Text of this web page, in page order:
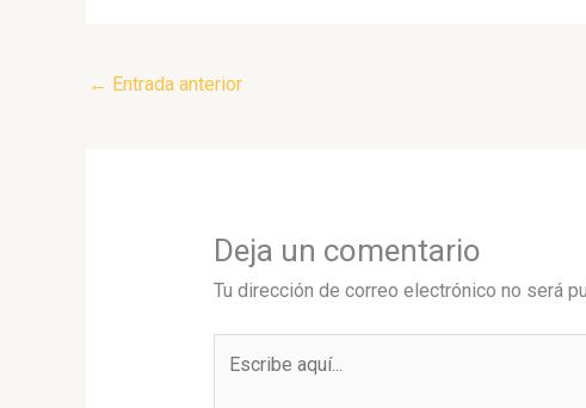
← Entrada anterior
Deja un comentario
Tu dirección de correo electrónico no será
aquí...